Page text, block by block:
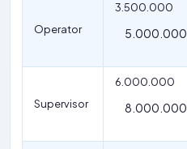
Operator
3.500.000
5.000.000
Supervisor
6.000.000
8.000.000